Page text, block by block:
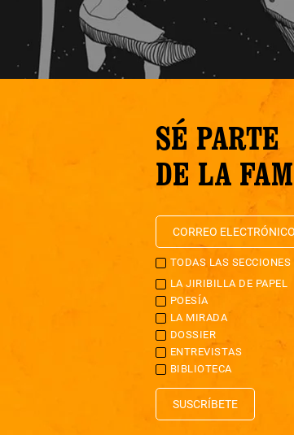
SÉ PARTE
DE LA
TODAS LAS SECCIONES
LA JIRIBILLA DE PAPEL
POESÍA
LA MIRADA
DOSSIER
ENTREVISTAS
BIBLIOTECA
SUSCRÍBETE